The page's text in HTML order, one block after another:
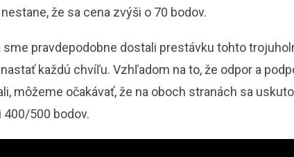
že sa cena zvýši o 70 bodov.
sme pravdepodobne dostali prestávku tohto
každú chvíľu. Vzhľadom na to, že odpor a
môžeme očakávať, že na oboch stranách sa
400/500 bodov.